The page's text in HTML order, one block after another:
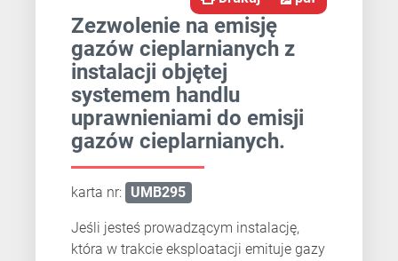
Zezwolenie na emisję
gazów cieplarnianych z
instalacji objętej
systemem handlu
uprawnieniami do emisji
gazów cieplarnianych.
karta nr: UMB295
Jeśli jesteś prowadzącym instalację,
która w trakcie eksploatacji emituje gazy